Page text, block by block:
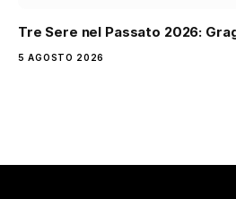
Tre Sere nel Passato 2026:
5 AGOSTO 2026